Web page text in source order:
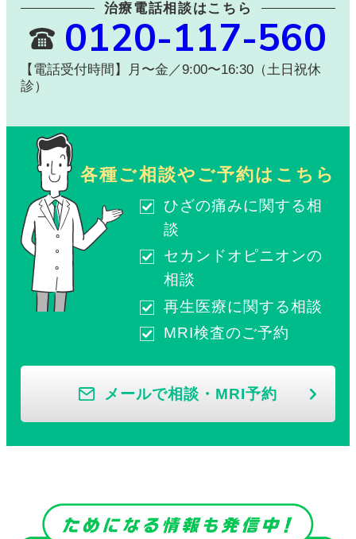
治療電話相談はこちら
0120-117-560
【電話受付時間】月〜金／9:00〜16:30（土日祝休
診）
各種ご相談やご予約はこちら
ひざの痛みに関する相
談
セカンドオピニオンの
相談
再生医療に関する相談
MRI検査のご予約
メールで相談・MRI予約